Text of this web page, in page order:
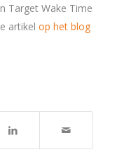
Target Wake Time
artikel op het blog